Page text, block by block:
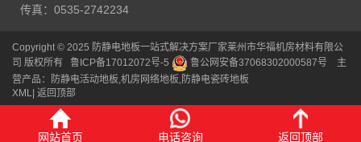
传真：0535-2742234
Copyright © 2025 防静电地板一站式解决方案厂家莱州市华福机房材料有限公
司 版权所有
鲁ICP备17012072号-5 鲁公网安备37068302000587号
主
营产品：防静电活动地板,机房网络地板,防静电瓷砖地板
XML 返回顶部
网站首页 电话咨询 返回顶部